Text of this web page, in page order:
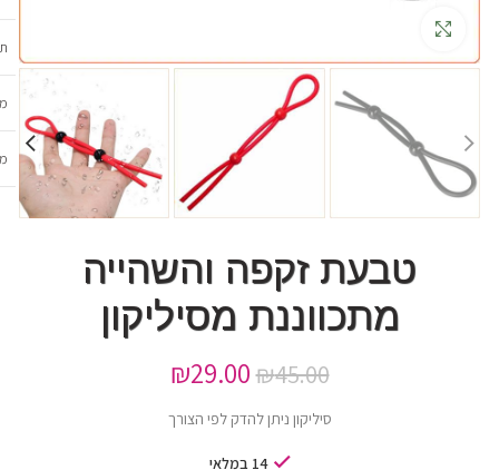
טבעת זקפה והשהייה
מתכווננת מסיליקון
₪45.00
₪29.00
סיליקון ניתן להדק לפי הצורך
14 במלאי